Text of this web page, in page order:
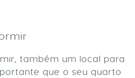
também um local para
que o seu quarto